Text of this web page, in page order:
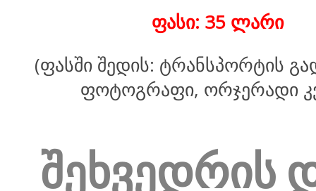
ფასი: 35 ლარი
(ფასში შედის: ტრანსპორტის
ფოტოგრაფი, ორჯერადი
შეხვედრის